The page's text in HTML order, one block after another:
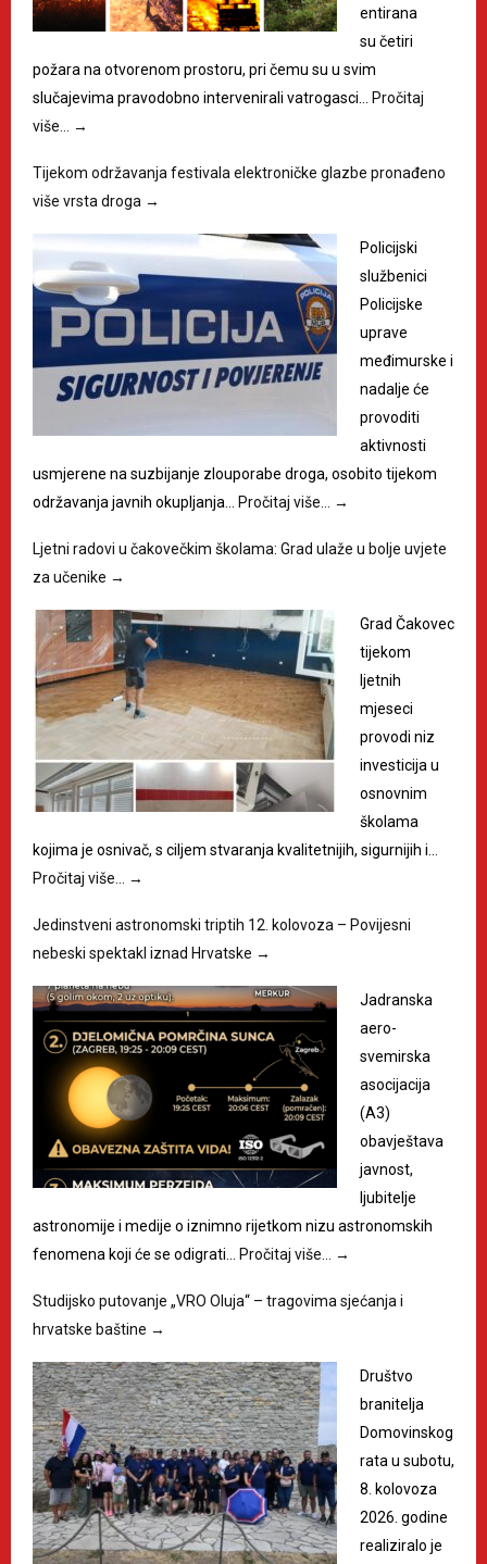
entirana
su četiri
požara na otvorenom prostoru, pri čemu su u svim
slučajevima pravodobno intervenirali vatrogasci… Pročitaj
više… →
Tijekom održavanja festivala elektroničke glazbe pronađeno
više vrsta droga →
Policijski
službenici
Policijske
uprave
međimurske i
nadalje će
provoditi
aktivnosti
usmjerene na suzbijanje zlouporabe droga, osobito tijekom
održavanja javnih okupljanja… Pročitaj više… →
Ljetni radovi u čakovečkim školama: Grad ulaže u bolje uvjete
za učenike →
Grad Čakovec
tijekom
ljetnih
mjeseci
provodi niz
investicija u
osnovnim
školama
kojima je osnivač, s ciljem stvaranja kvalitetnijih, sigurnijih i…
Pročitaj više… →
Jedinstveni astronomski triptih 12. kolovoza – Povijesni
nebeski spektakl iznad Hrvatske →
Jadranska
aero-
svemirska
asocijacija
(A3)
obavještava
javnost,
ljubitelje
astronomije i medije o iznimno rijetkom nizu astronomskih
fenomena koji će se odigrati… Pročitaj više… →
Studijsko putovanje „VRO Oluja“ – tragovima sjećanja i
hrvatske baštine →
Društvo
branitelja
Domovinskog
rata u subotu,
8. kolovoza
2026. godine
realiziralo je